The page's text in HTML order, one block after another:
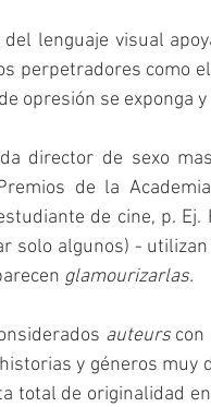
lenguaje visual
perpetradores como
opresión se exponga
director de sexo
de la
de cine, p. Ej.
solo algunos) -
glamourizarlas.
auteurs con
y géneros muy
total de originalidad